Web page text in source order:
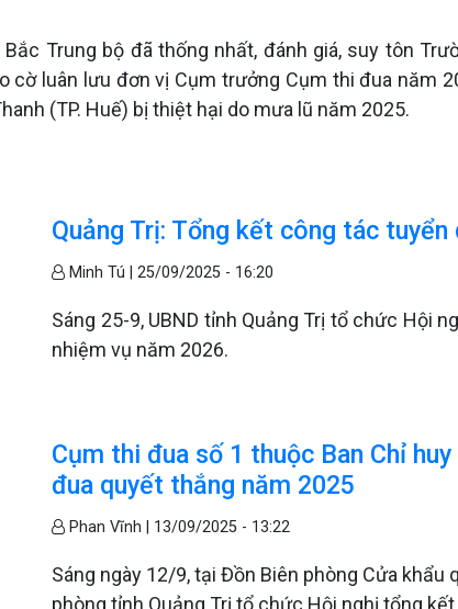
Trung bộ đã thống nhất, đánh giá, suy tôn
cờ luân lưu đơn vị Cụm trưởng Cụm thi đua năm
(TP. Huế) bị thiệt hại do mưa lũ năm 2025.
Quảng Trị: Tổng kết công tác
Minh Tú |25/09/2025 - 16:20
Sáng 25-9, UBND tỉnh Quảng Trị tổ chức Hội
nhiệm vụ năm 2026.
Cụm thi đua số 1 thuộc Ban Chỉ
đua quyết thắng năm 2025
Phan Vĩnh | 13/09/2025 - 13:22
Sáng ngày 12/9, tại Đồn Biên phòng Cửa khẩu
phòng tỉnh Quảng Trị tổ chức Hội nghị tổng